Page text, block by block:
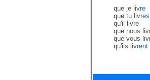
que je livre
que tu livres
qu'il livre
que nous
que vous
qu'ils livrent